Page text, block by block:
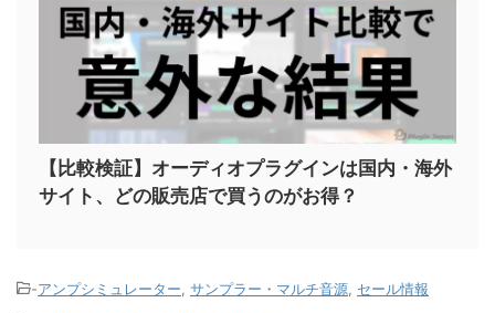
【比較検証】オーディオプラグインは国内・海外
サイト、どの販売店で買うのがお得？
-アンプシミュレーター サンプラー・マルチ音源 セール情報